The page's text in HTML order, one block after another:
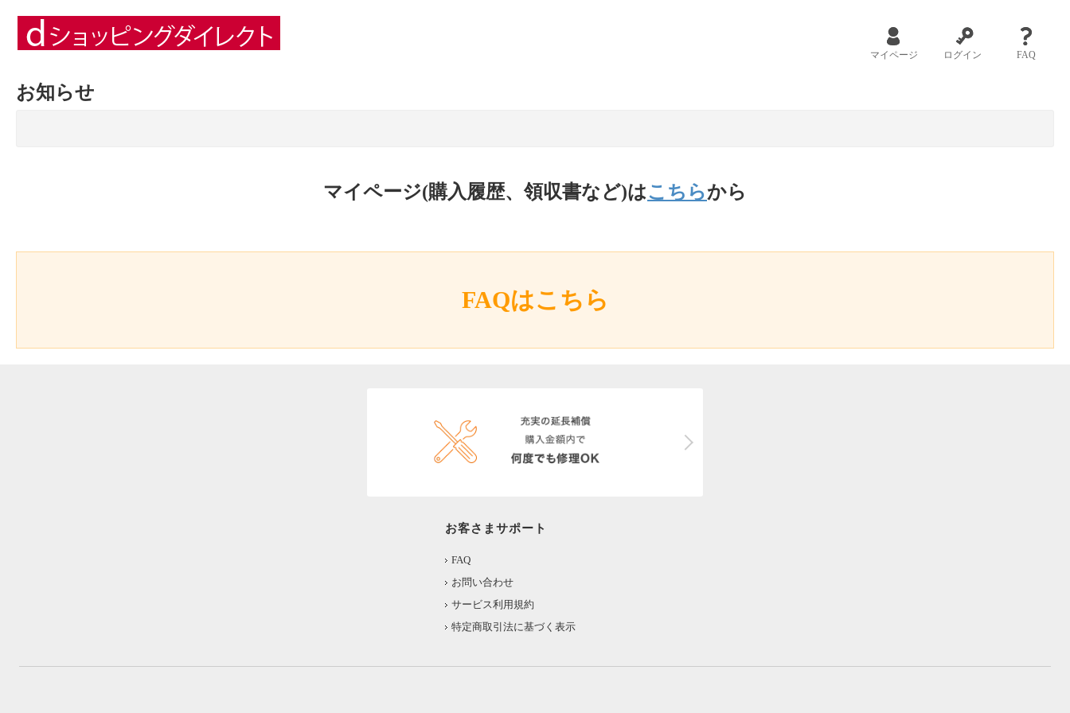
マイページ ログイン FAQ
お知らせ
マイページ(購入履歴、領収書など)はこちらから
FAQはこちら
お客さまサポート
FAQ
お問い合わせ
サービス利用規約
特定商取引法に基づく表示